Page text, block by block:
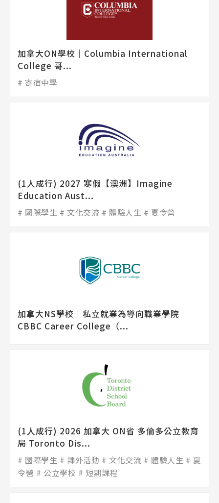
加拿大ON學校│Columbia International
College 哥...
寄宿中學
(1人成行) 2027 寒假【澳洲】Imagine
Education Aust...
國際學生 文化交流 體驗人生 夏令營
加拿大NS學校│私立就業為導向職業學院
CBBC Career College（...
(1人成行) 2026 加拿大 ON省 多倫多公立教育
局 Toronto Dis...
國際學生 課外活動 文化交流 體驗人生
夏
令營
公立學校 短期課程